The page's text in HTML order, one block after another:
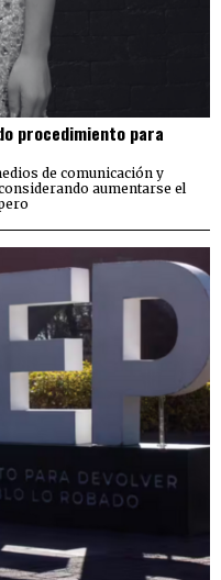
procedimiento para
de comunicación y
aumentarse el